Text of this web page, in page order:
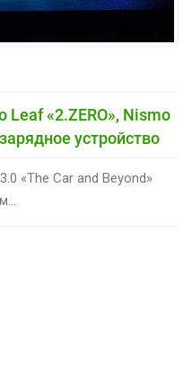
Leaf «2.ZERO», Nismo
устройство
«The Car and Beyond»